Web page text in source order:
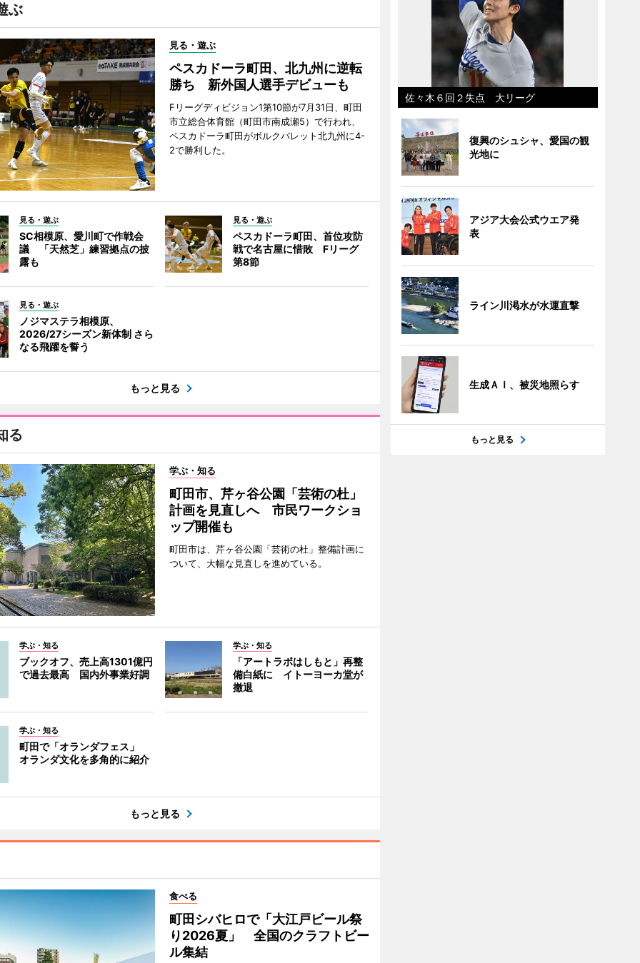
ぶ
見る・遊ぶ
ペスカドーラ町田、北九州に逆転
勝ち 新外国人選手デビューも
Fリーグディビジョン1第10節が7月31日、町田
市立総合体育館（町田市南成瀬5）で行われ、
ペスカドーラ町田がボルクバレット北九州に4-
2で勝利した。
見る・遊ぶ
SC相模原、愛川町で作戦会
議 「天然芝」練習拠点の披
露も
見る・遊ぶ
ペスカドーラ町田、首位攻防
戦で名古屋に惜敗 Fリーグ
第8節
見る・遊ぶ
ノジマステラ相模原、
2026/27シーズン新体制 さら
なる飛躍を誓う
もっと見る
る
学ぶ・知る
町田市、芹ヶ谷公園「芸術の杜」
計画を見直しへ 市民ワークショ
ップ開催も
町田市は、芹ヶ谷公園「芸術の杜」整備計画に
ついて、大幅な見直しを進めている。
学ぶ・知る
ブックオフ、売上高1301億円
で過去最高 国内外事業好調
学ぶ・知る
「アートラボはしもと」再整
備白紙に イトーヨーカ堂が
撤退
学ぶ・知る
町田で「オランダフェス」
オランダ文化を多角的に紹介
もっと見る
食べる
町田シバヒロで「大江戸ビール祭
り2026夏」 全国のクラフトビー
ル集結
佐々木６回２失点 大リーグ
復興のシュシャ、愛国の観
光地に
アジア大会公式ウエア発
表
ライン川渇水が水運直撃
生成ＡＩ、被災地照らす
もっと見る